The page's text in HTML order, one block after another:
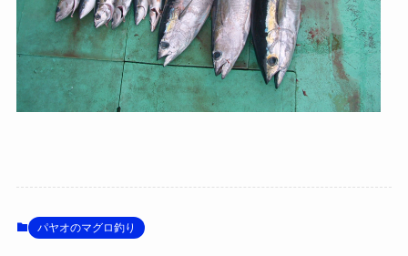
パヤオのマグロ釣り